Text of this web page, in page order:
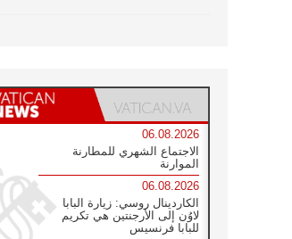
06.08.2026
الاجتماع الشهري للمطارنة
الموارنة
06.08.2026
الكاردينال روسي: زيارة البابا
لاوُن إلى الأرجنتين هي تكريم
للبابا فرنسيس